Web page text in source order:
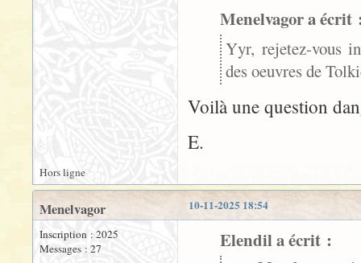
Menelvagor a écrit
Yyr, rejetez-vous
des oeuvres de
Voilà une question
E.
Hors ligne
10-11-2025 18:54
Menelvagor
Inscription : 2025
Messages : 27
Elendil a écrit :